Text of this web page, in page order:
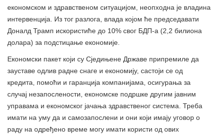
економском и здравственом ситуацијом, неопходна је владина
интервенција. Из тог разлога, влада којом ће председавати
Доналд Трамп искористиће до 10% свог БДП-а (2,2 билиона
долара) за подстицање економије.
Економски пакет који су Сједињене Државе припремиле да
зауставе одлив радне снаге и економију, састоји се од
кредита, помоћи и гаранција компанијама, осигурања за
случај незапослености, економске подршке другим јавним
управама и економског јачања здравственог система. Треба
имати на уму да и самозапослени и они који имају уговор о
раду на одређено време могу имати користи од ових